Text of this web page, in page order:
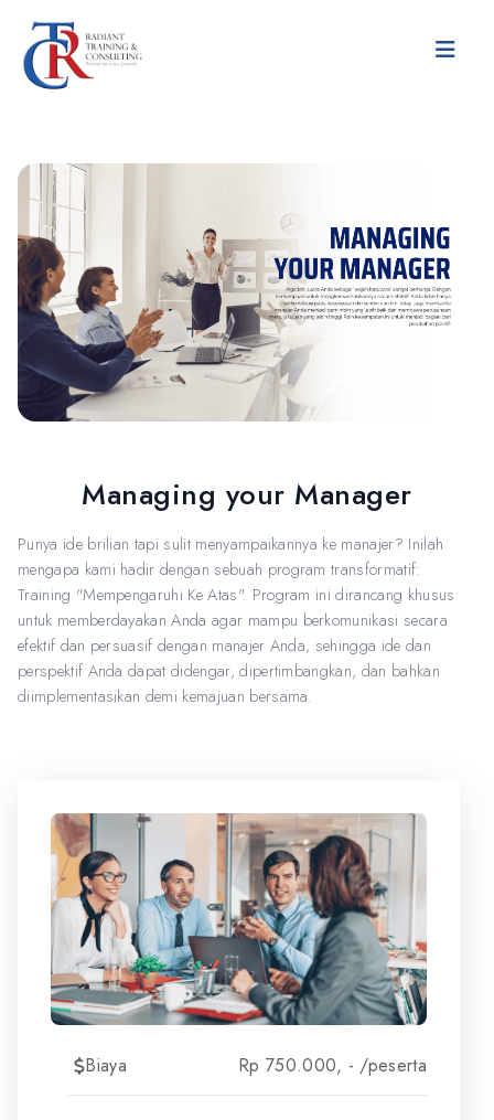
Managing your Manager
Punya ide brilian tapi sulit menyampaikannya ke manajer? Inilah
mengapa kami hadir dengan sebuah program transformatif:
Training "Mempengaruhi Ke Atas". Program ini dirancang khusus
untuk memberdayakan Anda agar mampu berkomunikasi secara
efektif dan persuasif dengan manajer Anda, sehingga ide dan
perspektif Anda dapat didengar, dipertimbangkan, dan bahkan
diimplementasikan demi kemajuan bersama.
Biaya Rp 750.000, - /peserta